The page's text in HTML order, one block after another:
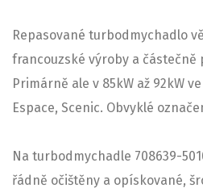
Repasované turbodmychadlo
francouzské výroby a částečně
Primárně ale v 85kW až 92kW
Espace, Scenic. Obvyklé
Na turbodmychadle 708639-
řádně očištěny a opískované,